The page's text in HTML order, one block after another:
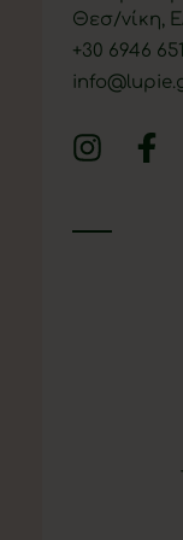
Θεσ/νίκη,
+30 6946